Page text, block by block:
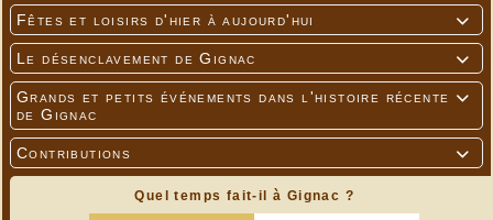

Fêtes et loisirs d'hier à aujourd'hui

Le désenclavement de Gignac

Grands et petits événements dans l'histoire récente
de Gignac

Contributions
Quel temps fait-il à Gignac ?